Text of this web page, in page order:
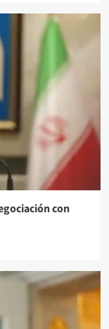
con